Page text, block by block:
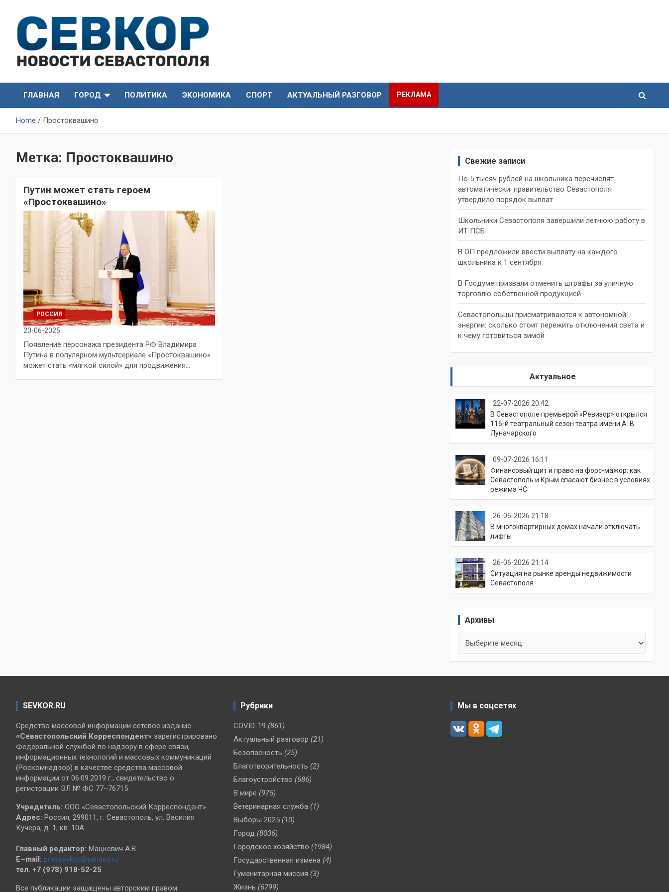
content
СевКор — Новости
Севастополя
Севастополя
ГЛАВНАЯ
ГОРОД ПОЛИТИКА ЭКОНОМИКА СПОРТ АКТУАЛЬНЫЙ РАЗГОВОР РЕКЛАМА
Home Простоквашино
Метка: Простоквашино
Путин может стать героем
«Простоквашино»
РОССИЯ
20-06-2025
Появление персонажа президента РФ Владимира
Путина в популярном мультсериале «Простоквашино»
может стать «мягкой силой» для продвижения…
Свежие записи
По 5 тысяч рублей на школьника перечислят
автоматически: правительство Севастополя
утвердило порядок выплат
Школьники Севастополя завершили летнюю работу в
ИТ ПСБ
В ОП предложили ввести выплату на каждого
школьника к 1 сентября
В Госдуме призвали отменить штрафы за уличную
торговлю собственной продукцией
Севастопольцы присматриваются к автономной
энергии: сколько стоит пережить отключения света и
к чему готовиться зимой
Актуальное
22-07-2026 20:42
В Севастополе премьерой «Ревизор» открылся
116-й театральный сезон театра имени А. В.
Луначарского
09-07-2026 16:11
Финансовый щит и право на форс-мажор: как
Севастополь и Крым спасают бизнес в условиях
режима ЧС
26-06-2026 21:18
В многоквартирных домах начали отключать
лифты
26-06-2026 21:14
Ситуация на рынке аренды недвижимости
Севастополя
Архивы
SEVKOR.RU
Средство массовой информации сетевое издание
«Севастопольский Корреспондент» зарегистрировано
Федеральной службой по надзору в сфере связи,
информационных технологий и массовых коммуникаций
(Роскомнадзор) в качестве средства массовой
информации от 06.09.2019 г., свидетельство о
регистрации ЭЛ № ФС 77–76715
Учредитель: ООО «Севастопольский Корреспондент».
Адрес: Россия, 299011, г. Севастополь, ул. Василия
Кучера, д. 1, кв. 10А
Главный редактор: Мацкевич А.В.
E–mail: pressevkor@yandex.ru
тел. +7 (978) 918-52-25
Все публикации защищены авторским правом.
Рубрики
COVID-19 (861)
Актуальный разговор (21)
Безопасность (25)
Благотворительность (2)
Благоустройство (686)
В мире (975)
Ветеринарная служба (1)
Выборы 2025 (10)
Город (8036)
Городское хозяйство (1984)
Государственная измена (4)
Гуманитарная миссия (3)
Жизнь (6799)
Мы в соцсетях